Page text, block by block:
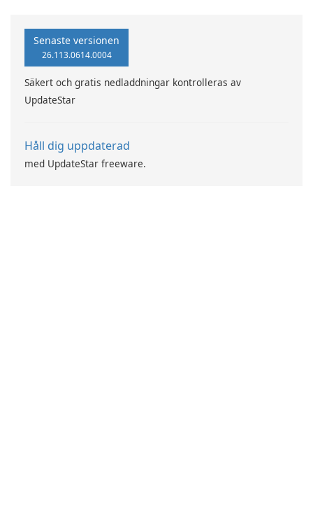
experience. With the
assistance of Google
Assistant, Android Auto
keeps you focused,
connected, and entertained
Senaste versionen
26.113.0614.0004
Säkert och gratis nedladdningar kontrolleras av
UpdateStar
Håll dig uppdaterad
med UpdateStar freeware.